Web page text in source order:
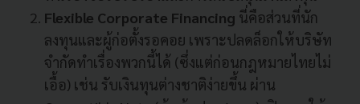
Flexible Corporate Financing นี่คือส่วนที่นัก
ลงทุนและผู้ก่อตั้งรอคอย เพราะปลดล็อกให้บริษัท
จำกัดทำเรื่องพวกนี้ได้ (ซึ่งแต่ก่อนกฎหมายไทยไม่
เอื้อ) เช่น รับเงินทุนต่างชาติง่ายขึ้น ผ่าน